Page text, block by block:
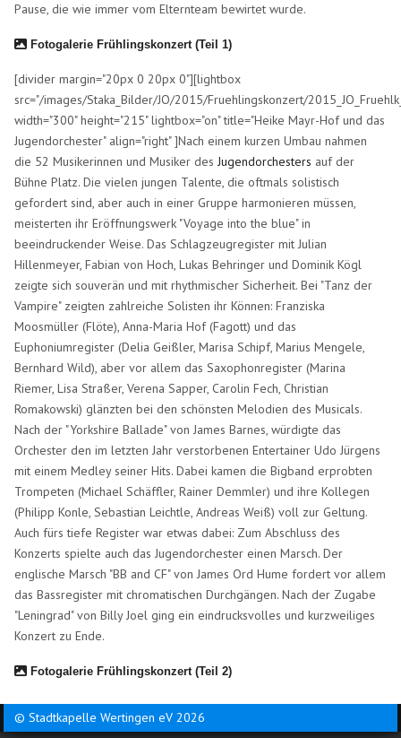
Pause, die wie immer vom Elternteam bewirtet wurde.
Fotogalerie Frühlingskonzert (Teil 1)
[divider margin="20px 0 20px 0"][lightbox
src="/images/Staka_Bilder/JO/2015/Fruehlingskonzert/
width="300" height="215" lightbox="on" title="Heike Mayr-Hof und das
Jugendorchester" align="right" ]Nach einem kurzen Umbau nahmen
die 52 Musikerinnen und Musiker desJugendorchesters auf der
Bühne Platz. Die vielen jungen Talente, die oftmals solistisch
gefordert sind, aber auch in einer Gruppe harmonieren müssen,
meisterten ihr Eröffnungswerk "Voyage into the blue" in
beeindruckender Weise. Das Schlagzeugregister mit Julian
Hillenmeyer, Fabian von Hoch, Lukas Behringer und Dominik Kögl
zeigte sich souverän und mit rhythmischer Sicherheit. Bei "Tanz der
Vampire" zeigten zahlreiche Solisten ihr Können: Franziska
Moosmüller (Flöte), Anna-Maria Hof (Fagott) und das
Euphoniumregister (Delia Geißler, Marisa Schipf, Marius Mengele,
Bernhard Wild), aber vor allem das Saxophonregister (Marina
Riemer, Lisa Straßer, Verena Sapper, Carolin Fech, Christian
Romakowski) glänzten bei den schönsten Melodien des Musicals.
Nach der "Yorkshire Ballade" von James Barnes, würdigte das
Orchester den im letzten Jahr verstorbenen Entertainer Udo Jürgens
mit einem Medley seiner Hits. Dabei kamen die Bigband erprobten
Trompeten (Michael Schäffler, Rainer Demmler) und ihre Kollegen
(Philipp Konle, Sebastian Leichtle, Andreas Weiß) voll zur Geltung.
Auch fürs tiefe Register war etwas dabei: Zum Abschluss des
Konzerts spielte auch das Jugendorchester einen Marsch. Der
englische Marsch "BB and CF" von James Ord Hume fordert vor allem
das Bassregister mit chromatischen Durchgängen. Nach der Zugabe
"Leningrad" von Billy Joel ging ein eindrucksvolles und kurzweiliges
Konzert zu Ende.
Fotogalerie Frühlingskonzert (Teil 2)
© Stadtkapelle Wertingen eV 2026